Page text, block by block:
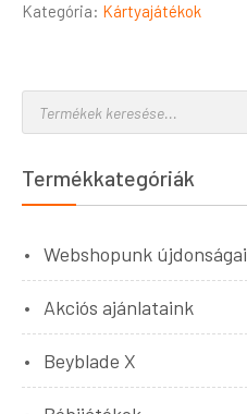
Kategória: Kártyajátékok
Termékkategóriák
Webshopunk újdonságai
Akciós ajánlataink
Beyblade X